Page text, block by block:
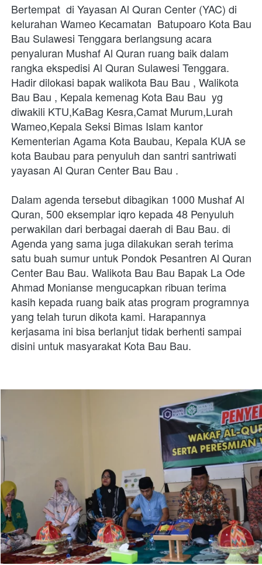
Bertempat  di Yayasan Al Quran Center (YAC) di
kelurahan Wameo Kecamatan  Batupoaro Kota Bau
Bau Sulawesi Tenggara berlangsung acara
penyaluran Mushaf Al Quran ruang baik dalam
rangka ekspedisi Al Quran Sulawesi Tenggara.
Hadir dilokasi bapak walikota Bau Bau , Walikota
Bau Bau , Kepala kemenag Kota Bau Bau  yg
diwakili KTU,KaBag Kesra,Camat Murum,Lurah
Wameo,Kepala Seksi Bimas Islam kantor
Kementerian Agama Kota Baubau, Kepala KUA se
kota Baubau para penyuluh dan santri santriwati
yayasan Al Quran Center Bau Bau .
Dalam agenda tersebut dibagikan 1000 Mushaf Al
Quran, 500 eksemplar iqro kepada 48 Penyuluh
perwakilan dari berbagai daerah di Bau Bau. di
Agenda yang sama juga dilakukan serah terima
satu buah sumur untuk Pondok Pesantren Al Quran
Center Bau Bau. Walikota Bau Bau Bapak La Ode
Ahmad Monianse mengucapkan ribuan terima
kasih kepada ruang baik atas program programnya
yang telah turun dikota kami. Harapannya
kerjasama ini bisa berlanjut tidak berhenti sampai
disini untuk masyarakat Kota Bau Bau.